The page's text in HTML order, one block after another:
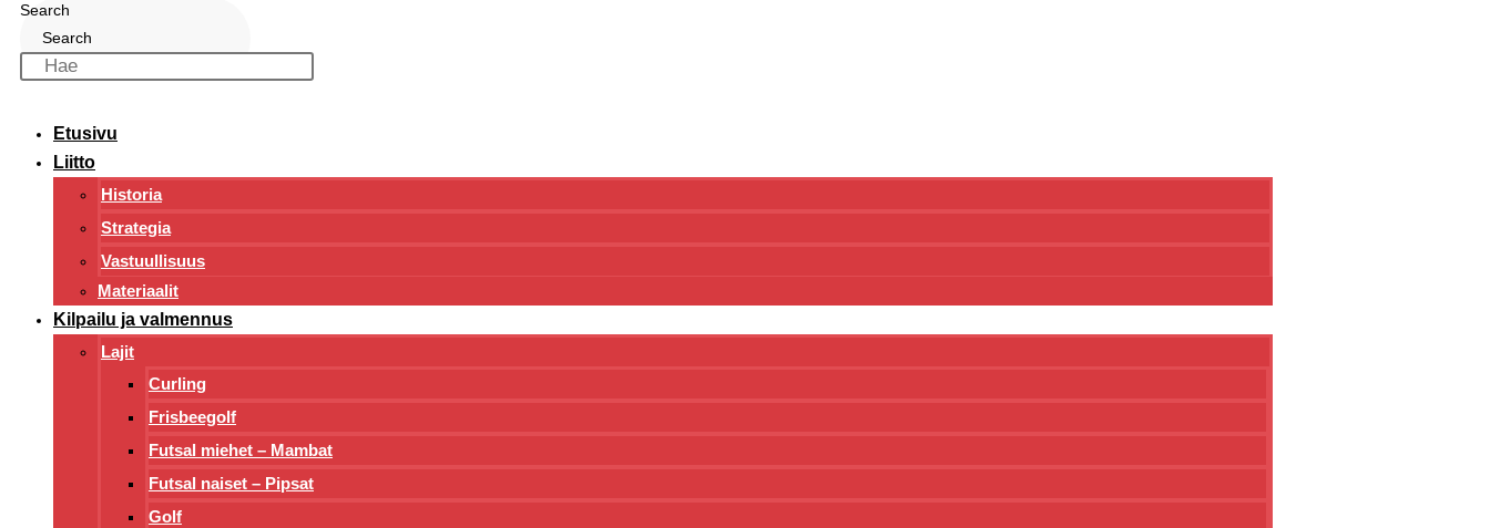
Search
Search
Etusivu
Liitto
Historia
Strategia
Vastuullisuus
Materiaalit
Kilpailu ja valmennus
Lajit
Curling
Frisbeegolf
Futsal miehet – Mambat
Futsal naiset – Pipsat
Golf